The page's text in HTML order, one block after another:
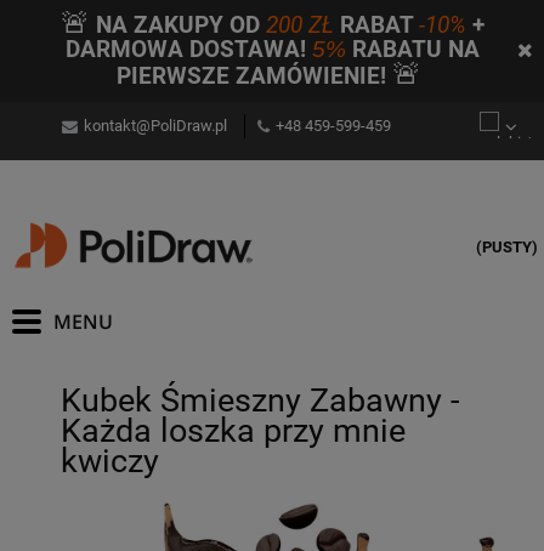
🚨 NA ZAKUPY OD200 ZŁ RABAT-10% +
DARMOWA DOSTAWA! 5% RABATU NA
PIERWSZE ZAMÓWIENIE! 🚨
kontakt@PoliDraw.pl +48 459-599-459
(PUSTY)
Kubek Śmieszny Zabawny -
Każda loszka przy mnie
kwiczy